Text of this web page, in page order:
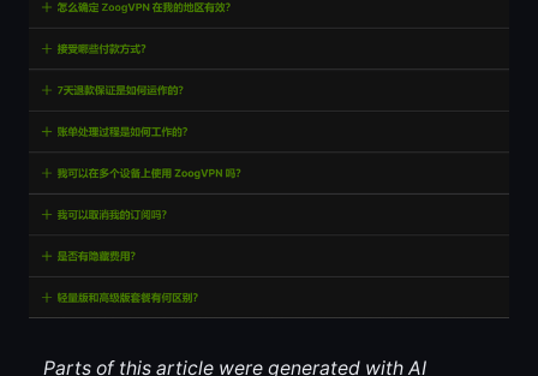
Parts of this article were generated with AI